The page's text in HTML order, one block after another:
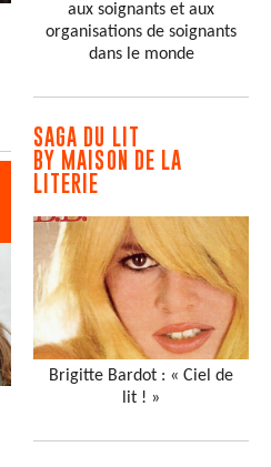
aux soignants et aux
organisations de soignants
dans le monde
SAGA DU LIT
BY MAISON DE LA
LITERIE
Brigitte Bardot : « Ciel de
lit ! »